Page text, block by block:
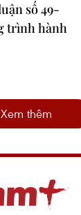
số 49-
trình hành
Xem thêm